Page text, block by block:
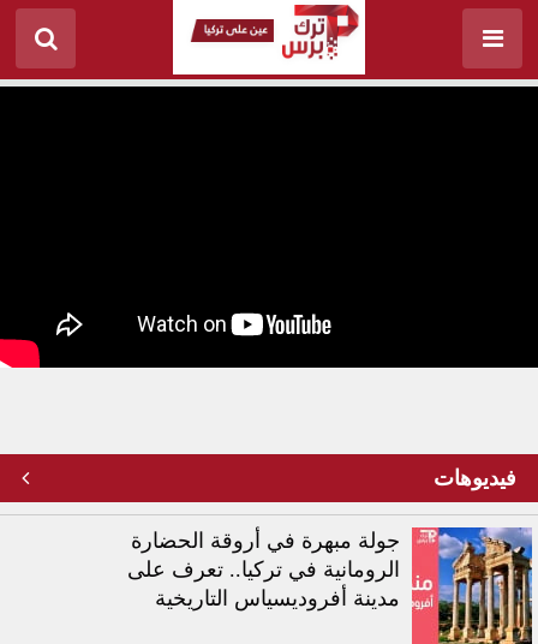
الأنظمة المحلية تعزّز سلاح الجو التركي
فيديوهات
جولة مبهرة في أروقة الحضارة
الرومانية في تركيا.. تعرف على
مدينة أفروديسياس التاريخية